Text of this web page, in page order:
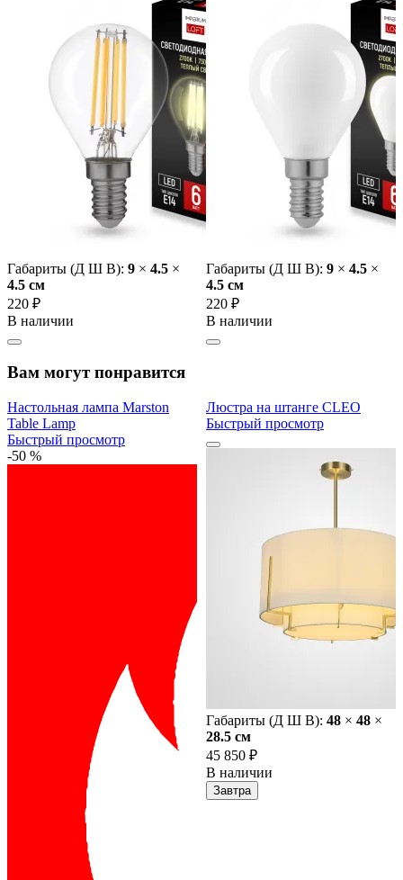
Габариты (Д Ш В): 9 × 4.5 ×
4.5 cм
220 ₽
В наличии
Габариты (Д Ш В): 9 × 4.5 ×
4.5 cм
220 ₽
В наличии
Вам могут понравится
Настольная лампа Marston
Table Lamp
Быстрый просмотр
-50 %
Люстра на штанге CLEO
Быстрый просмотр
Габариты (Д Ш В): 48 × 48 ×
28.5 cм
45 850 ₽
В наличии
Завтра